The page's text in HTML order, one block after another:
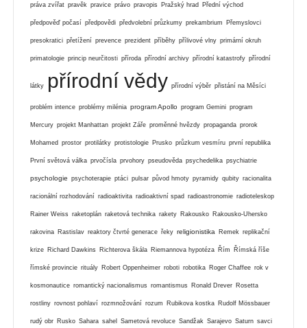
práva zvířat pravěk pravice právo pravopis Pražský hrad Přední východ
předpověď počasí předpovědi předvolební průzkumy prekambrium Přemyslovci
presokratici přetížení prevence prezident příběhy přílivové vlny primární okruh
primatologie princip neurčitosti příroda přírodní archivy přírodní katastrofy přírodní
látky přírodní vědy přírodní výběr přistání na Měsíci
problém intence problémy milénia program Apollo program Gemini program
Mercury projekt Manhattan projekt Záře proměnné hvězdy propaganda prorok
Mohamed prostor protilátky protistologie Prusko průzkum vesmíru první republika
První světová válka prvočísla prvohory pseudověda psychedelika psychiatrie
psychologie psychoterapie ptáci pulsar původ hmoty pyramidy qubity racionalita
racionální rozhodování radioaktivita radioaktivní spad radioastronomie radioteleskop
Rainer Weiss raketoplán raketová technika rakety Rakousko Rakousko-Uhersko
rakovina Rastislav reaktory čtvrté generace řeky religionistika Remek replikační
krize Richard Dawkins Richterova škála Riemannova hypotéza Řím Římská říše
římské provincie rituály Robert Oppenheimer roboti robotika Roger Chaffee rok v
kosmonautice romantický nacionalismus romantismus Ronald Drever Rosetta
rostliny rovnost pohlaví rozmnožování rozum Rubikova kostka Rudolf Mössbauer
rudý obr Rusko Sahara sahel Sametová revoluce Sandžak Sarajevo Saturn savci